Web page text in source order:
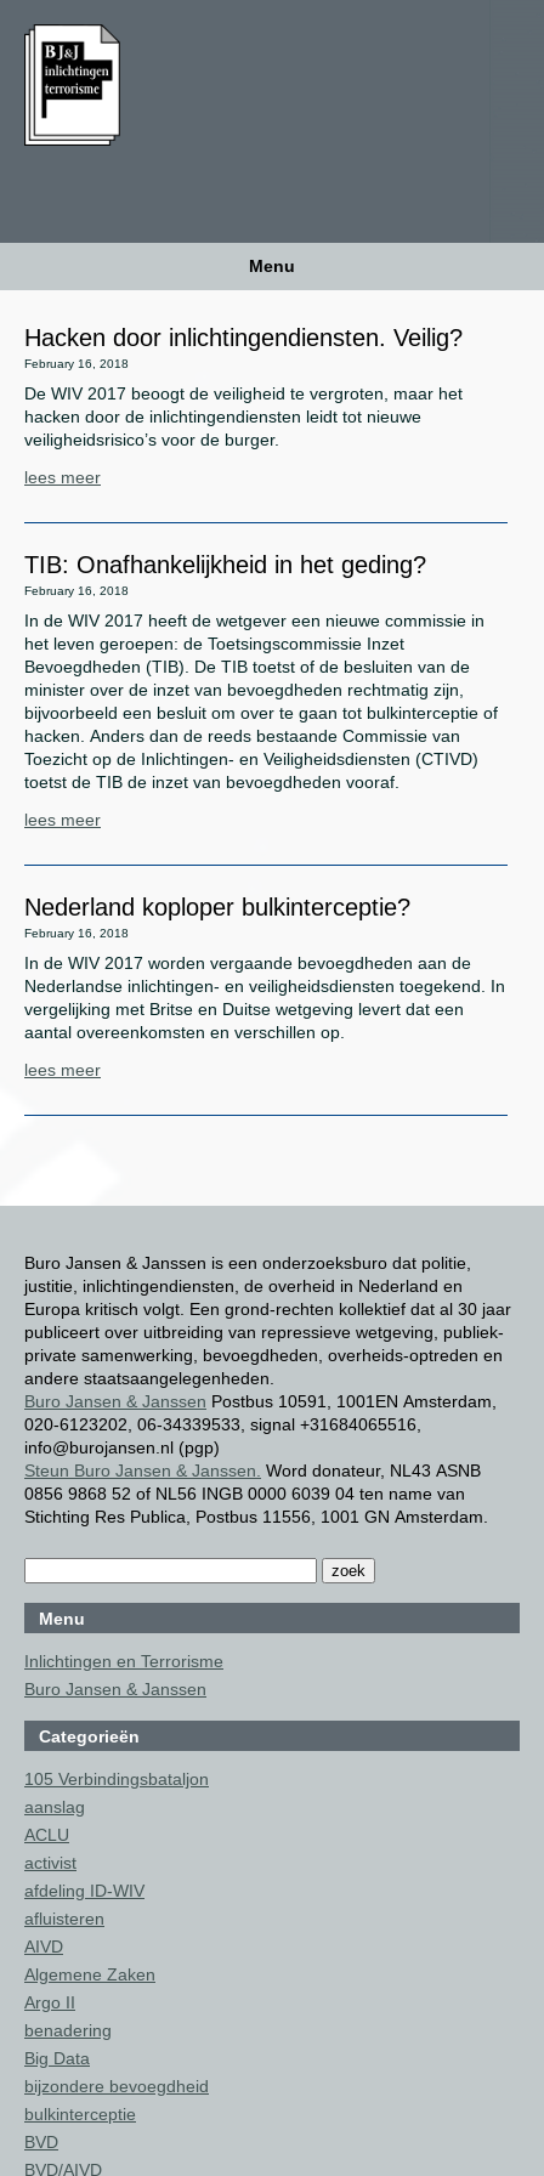
Menu
Buro Jansen & Janssen is een onderzoeksburo dat politie,
justitie, inlichtingendiensten, de overheid in Nederland en
Europa kritisch volgt. Een grond-rechten kollektief dat al 30 jaar
publiceert over uitbreiding van repressieve wetgeving, publiek-
private samenwerking, bevoegdheden, overheids-optreden en
andere staatsaangelegenheden.
Buro Jansen & Janssen Postbus 10591, 1001EN Amsterdam,
020-6123202, 06-34339533, signal +31684065516,
info@burojansen.nl (pgp)
Steun Buro Jansen & Janssen. Word donateur, NL43 ASNB
0856 9868 52 of NL56 INGB 0000 6039 04 ten name van
Stichting Res Publica, Postbus 11556, 1001 GN Amsterdam.
Menu
Inlichtingen en Terrorisme
Buro Jansen & Janssen
Categorieën
105 Verbindingsbataljon
aanslag
ACLU
activist
afdeling ID-WIV
afluisteren
AIVD
Algemene Zaken
Argo II
benadering
Big Data
bijzondere bevoegdheid
bulkinterceptie
BVD
BVD/AIVD
Hacken door inlichtingendiensten. Veilig?
February 16, 2018
De WIV 2017 beoogt de veiligheid te vergroten, maar het
hacken door de inlichtingendiensten leidt tot nieuwe
veiligheidsrisico’s voor de burger.
lees meer
TIB: Onafhankelijkheid in het geding?
February 16, 2018
In de WIV 2017 heeft de wetgever een nieuwe commissie in
het leven geroepen: de Toetsingscommissie Inzet
Bevoegdheden (TIB). De TIB toetst of de besluiten van de
minister over de inzet van bevoegdheden rechtmatig zijn,
bijvoorbeeld een besluit om over te gaan tot bulkinterceptie of
hacken. Anders dan de reeds bestaande Commissie van
Toezicht op de Inlichtingen- en Veiligheidsdiensten (CTIVD)
toetst de TIB de inzet van bevoegdheden vooraf.
lees meer
Nederland koploper bulkinterceptie?
February 16, 2018
In de WIV 2017 worden vergaande bevoegdheden aan de
Nederlandse inlichtingen- en veiligheidsdiensten toegekend. In
vergelijking met Britse en Duitse wetgeving levert dat een
aantal overeenkomsten en verschillen op.
lees meer